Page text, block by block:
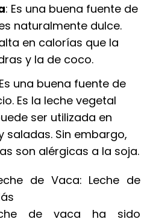
: Es una buena fuente de
naturalmente dulce.
en calorías que la
y la de coco.
una buena fuente de
Es la leche vegetal
ser utilizada en
saladas. Sin embargo,
son alérgicas a la soja.
de Vaca: Leche de
de vaca ha sido